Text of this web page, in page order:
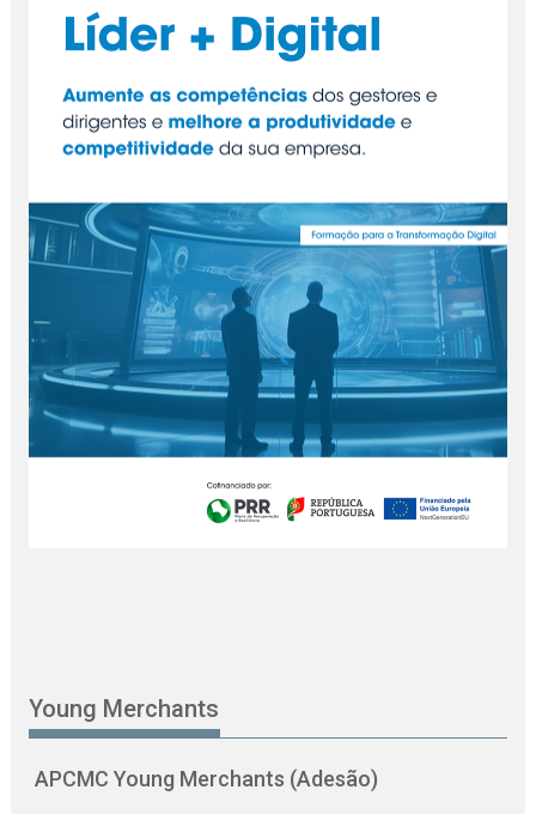
Young Merchants
APCMC Young Merchants (Adesão)